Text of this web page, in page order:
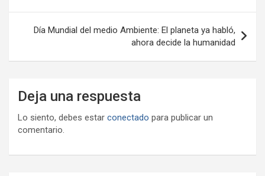
entradas
Día Mundial del medio Ambiente: El planeta ya habló,
ahora decide la humanidad
Deja una respuesta
Lo siento, debes estar conectado para publicar un
comentario.